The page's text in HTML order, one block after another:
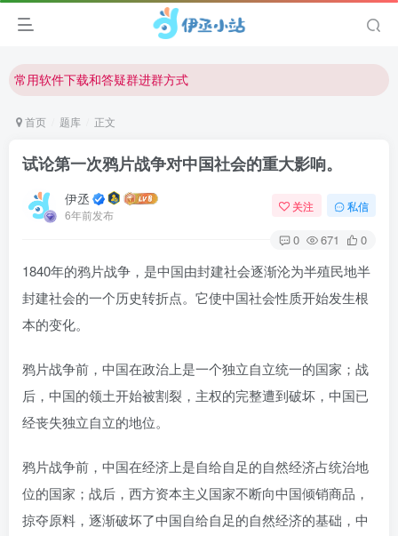
欢迎反馈网站中存在的问题和建议！
常用软件下载和答疑群进群方式
欢迎访问伊丞小站！
首页 题库 正文
试论第一次鸦片战争对中国社会的重大影响。
伊丞
6年前发布
关注 私信
0 671 0
1840年的鸦片战争，是中国由封建社会逐渐沦为半殖民地半
封建社会的一个历史转折点。它使中国社会性质开始发生根
本的变化。
鸦片战争前，中国在政治上是一个独立自立统一的国家；战
后，中国的领土开始被割裂，主权的完整遭到破坏，中国已
经丧失独立自立的地位。
鸦片战争前，中国在经济上是自给自足的自然经济占统治地
位的国家；战后，西方资本主义国家不断向中国倾销商品，
掠夺原料，逐渐破坏了中国自给自足的自然经济的基础，中